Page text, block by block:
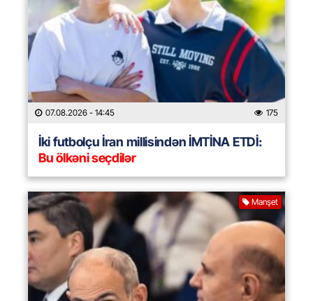
07.08.2026 - 14:45 175
İki futbolçu İran millisindən İMTİNA ETDİ:
Bu ölkəni seçdilər
Manşet